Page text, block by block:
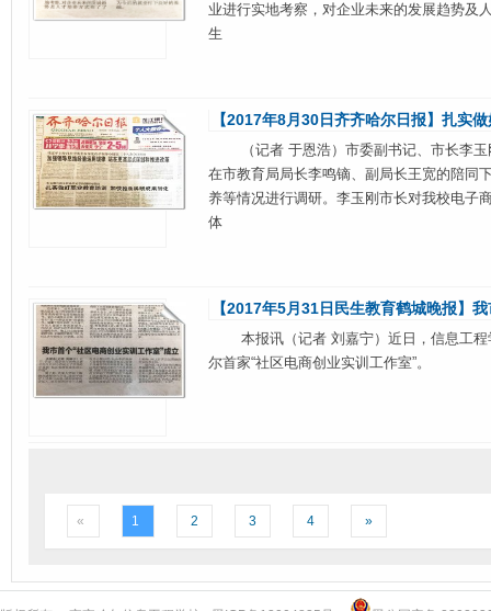
业进行实地考察，对企业未来的发展趋势及
生
【2017年8月30日齐齐哈尔日报】扎实
（记者 于恩浩）市委副书记、市长李玉
在市教育局局长李鸣镝、副局长王宽的陪同
养等情况进行调研。李玉刚市长对我校电子
体
【2017年5月31日民生教育鹤城晚报】
本报讯（记者 刘嘉宁）近日，信息工程
尔首家“社区电商创业实训工作室”。
« 1 2 3 4 »